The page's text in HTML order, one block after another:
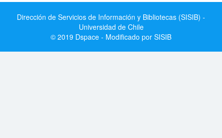
Dirección de Servicios de Información y Bibliotecas (SISIB) -
Universidad de Chile
© 2019 Dspace - Modificado por SISIB